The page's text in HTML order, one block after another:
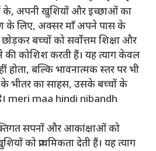
के, अपनी खुशियों और इच्छाओं का
के लिए, अक्सर माँ अपने पास के
बच्चों को सर्वोत्तम शिक्षा और
की कोशिश करती हैं। यह त्याग केवल
बल्कि भावनात्मक स्तर पर भी
भीतर का साहस, उसके बच्चों के
meri maa hindi nibandh
सपनों और आकांक्षाओं को
को प्राथमिकता देती हैं। यह त्याग